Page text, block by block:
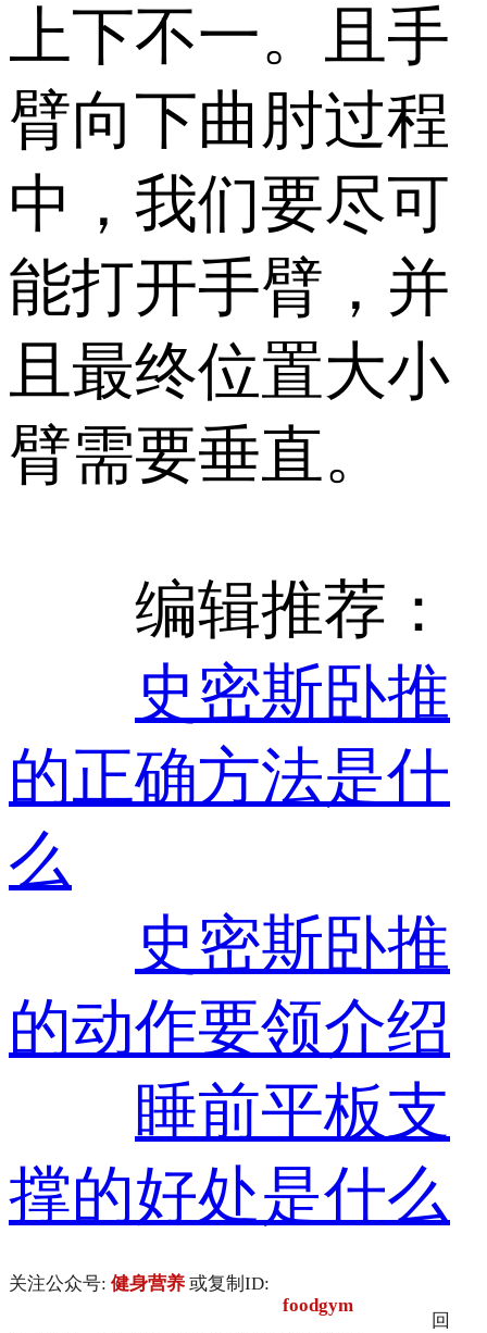
上下不一。且手
臂向下曲肘过程
中，我们要尽可
能打开手臂，并
且最终位置大小
臂需要垂直。
编辑推荐：
史密斯卧推
的正确方法是什
么
史密斯卧推
的动作要领介绍
睡前平板支
撑的好处是什么
关注公众号: 健身营养 或复制ID:
foodgym
回